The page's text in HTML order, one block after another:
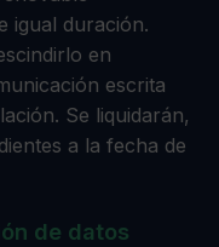
igual duración.
en
escrita
Se liquidarán,
a la fecha de
de datos